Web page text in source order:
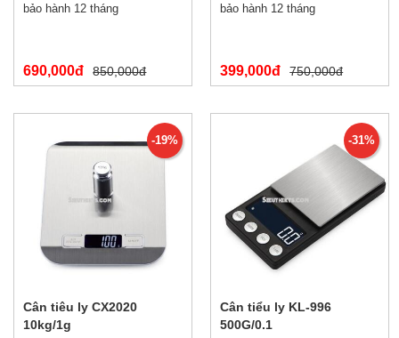
bảo hành 12 tháng
690,000đ 850,000đ
bảo hành 12 tháng
399,000đ 750,000đ
-19%
Cân tiêu ly CX2020
10kg/1g
-31%
Cân tiểu ly KL-996
500G/0.1